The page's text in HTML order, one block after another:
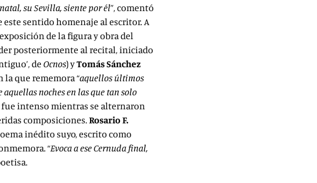
su Sevilla, siente por él”, comentó
este sentido homenaje al escritor. A
de la figura y obra del
posteriormente al recital, iniciado
de Ocnos) yTomás Sánchez
la que rememora “aquellos últimos
noches en las que tan solo
fue intenso mientras se alternaron
composiciones.Rosario F.
inédito suyo, escrito como
“Evoca a ese Cernuda final,